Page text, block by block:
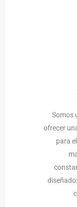
Somos
ofrecer
para